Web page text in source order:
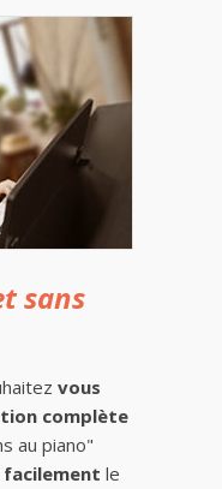
sans
vous
complète
au piano"
le